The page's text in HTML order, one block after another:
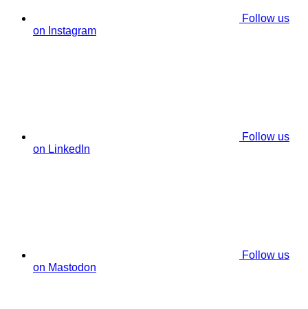
Follow us
on Instagram
Follow us
on LinkedIn
Follow us
on Mastodon